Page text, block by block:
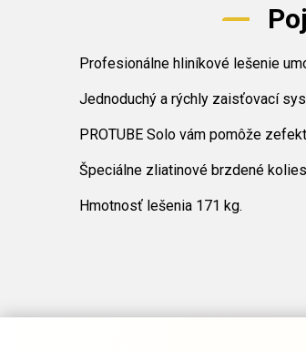
Profesionálne hliníkové lešenie
Jednoduchý a rýchly zaisťovací
PROTUBE Solo vám pomôže
Špeciálne zliatinové brzdené
Hmotnosť lešenia 171 kg.